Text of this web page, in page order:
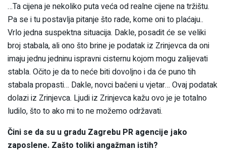
…Ta cijena je nekoliko puta veća od realne cijene na tržištu.
Pa se i tu postavlja pitanje što rade, kome oni to plaćaju..
Vrlo jedna suspektna situacija. Dakle, posadit će se veliki
broj stabala, ali ono što brine je podatak iz Zrinjevca da oni
imaju jednu jedninu ispravni cisternu kojom mogu zalijevati
stabla. Očito je da to neće biti dovoljno i da će puno tih
stabala propasti… Dakle, novci bačeni u vjetar… Ovaj podatak
dolazi iz Zrinjevca. Ljudi iz Zrinjevca kažu ovo je je totalno
ludilo, što to ako mi to ne možemo održavati.
Čini se da su u gradu Zagrebu PR agencije jako
zaposlene. Zašto toliki angažman istih?